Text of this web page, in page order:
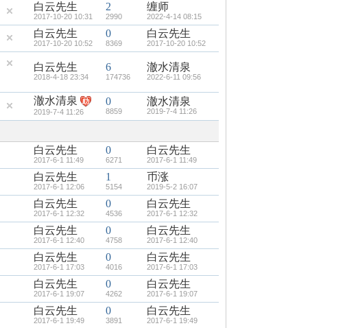
白云先生
2017-10-20 10:31
2
2990
缠师
2022-4-14 08:15
白云先生
2017-10-20 10:52
0
8369
白云先生
2017-10-20 10:52
白云先生
2018-4-18 23:34
6
174736
澈水清泉
2022-6-11 09:56
澈水清泉
2019-7-4 11:26
0
8859
澈水清泉
2019-7-4 11:26
白云先生
2017-6-1 11:49
0
6271
白云先生
2017-6-1 11:49
白云先生
2017-6-1 12:06
1
5154
币涨
2019-5-2 16:07
白云先生
2017-6-1 12:32
0
4536
白云先生
2017-6-1 12:32
白云先生
2017-6-1 12:40
0
4758
白云先生
2017-6-1 12:40
白云先生
2017-6-1 17:03
0
4016
白云先生
2017-6-1 17:03
白云先生
2017-6-1 19:07
0
4262
白云先生
2017-6-1 19:07
白云先生
2017-6-1 19:49
0
3891
白云先生
2017-6-1 19:49